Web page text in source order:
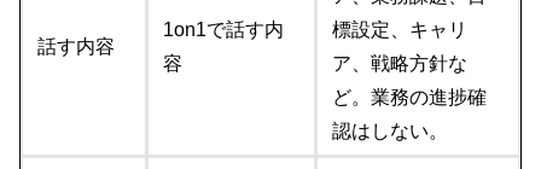
話す内容
1on1で話す内
容
標設定、キャリ
ア、戦略方針な
ど。業務の進捗確
認はしない。